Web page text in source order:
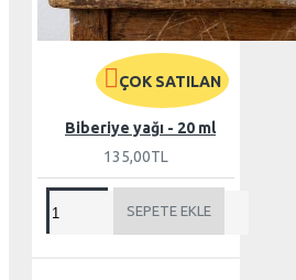
ÇOK SATILAN
Biberiye yağı - 20 ml
135,00TL
SEPETE EKLE